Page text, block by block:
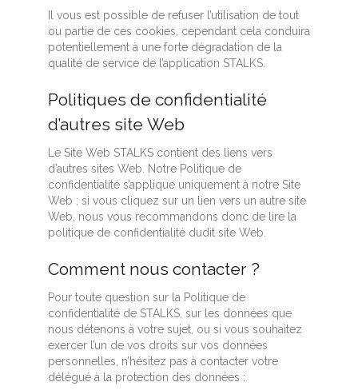
Il vous est possible de refuser l’utilisation de tout
ou partie de ces cookies, cependant cela conduira
potentiellement à une forte dégradation de la
qualité de service de l’application STALKS.
Politiques de confidentialité
d’autres site Web
Le Site Web STALKS contient des liens vers
d’autres sites Web. Notre Politique de
confidentialité s’applique uniquement à notre Site
Web ; si vous cliquez sur un lien vers un autre site
Web, nous vous recommandons donc de lire la
politique de confidentialité dudit site Web.
Comment nous contacter ?
Pour toute question sur la Politique de
confidentialité de STALKS, sur les données que
nous détenons à votre sujet, ou si vous souhaitez
exercer l’un de vos droits sur vos données
personnelles, n’hésitez pas à contacter votre
délégué à la protection des données :